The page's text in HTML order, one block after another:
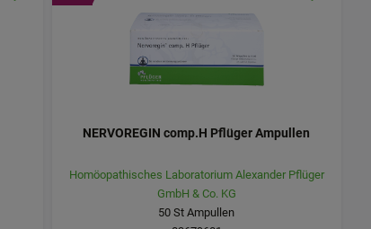
NERVOREGIN comp.H Pflüger Ampullen
Homöopathisches Laboratorium Alexander Pflüger
GmbH & Co. KG
50 St Ampullen